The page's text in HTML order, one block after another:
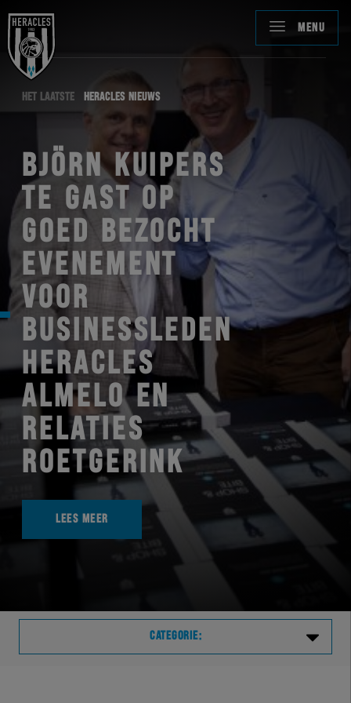
MENU
HET LAATSTE HERACLES NIEUWS
BJÖRN KUIPERS
TE GAST OP
GOED BEZOCHT
EVENEMENT
VOOR
BUSINESSLEDEN
HERACLES
ALMELO EN
RELATIES
ROETGERINK
LEES MEER
CATEGORIE: